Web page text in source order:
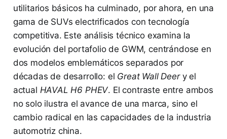
utilitarios básicos ha culminado, por ahora, en una
gama de SUVs electrificados con tecnología
competitiva. Este análisis técnico examina la
evolución del portafolio de GWM, centrándose en
dos modelos emblemáticos separados por
décadas de desarrollo: el Great Wall Deery el
actual HAVAL H6 PHEV. El contraste entre ambos
no solo ilustra el avance de una marca, sino el
cambio radical en las capacidades de la industria
automotriz china.